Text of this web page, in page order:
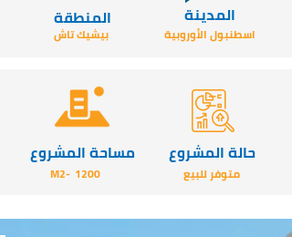
المنطقة
بيشيك تاش
المدينة
اسطنبول الأوروبية
مساحة المشروع
1200
-M2
حالة المشروع
متوفر للبيع